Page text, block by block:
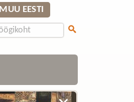
MUU EESTI